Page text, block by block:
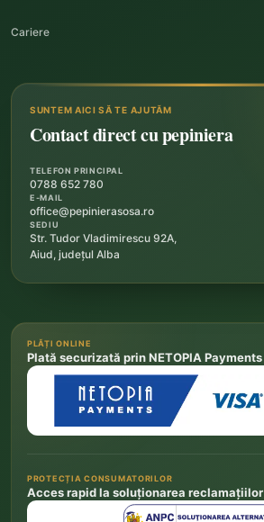
Cariere
SUNTEM AICI SĂ TE AJUTĂM
Contact direct cu pepiniera
TELEFON PRINCIPAL
0788 652 780
E-MAIL
office@pepinierasosa.ro
SEDIU
Str. Tudor Vladimirescu 92A,
Aiud, județul Alba
PLĂȚI ONLINE
Plată securizată prin NETOPIA Payments
PROTECȚIA CONSUMATORILOR
Acces rapid la soluționarea reclamațiilor